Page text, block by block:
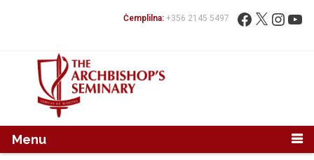
Fittex: Facebook
X
Ċemplilna: +356 2145 5497
Menu